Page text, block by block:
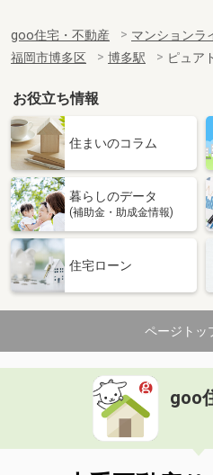
goo住宅・不動産 マンションラ
福岡市博多区
博多駅 ピュア
お役立ち情報
住まいのコラム
暮らしのデータ
(補助金・助成金情報)
住宅ローン
ページトッ
goo